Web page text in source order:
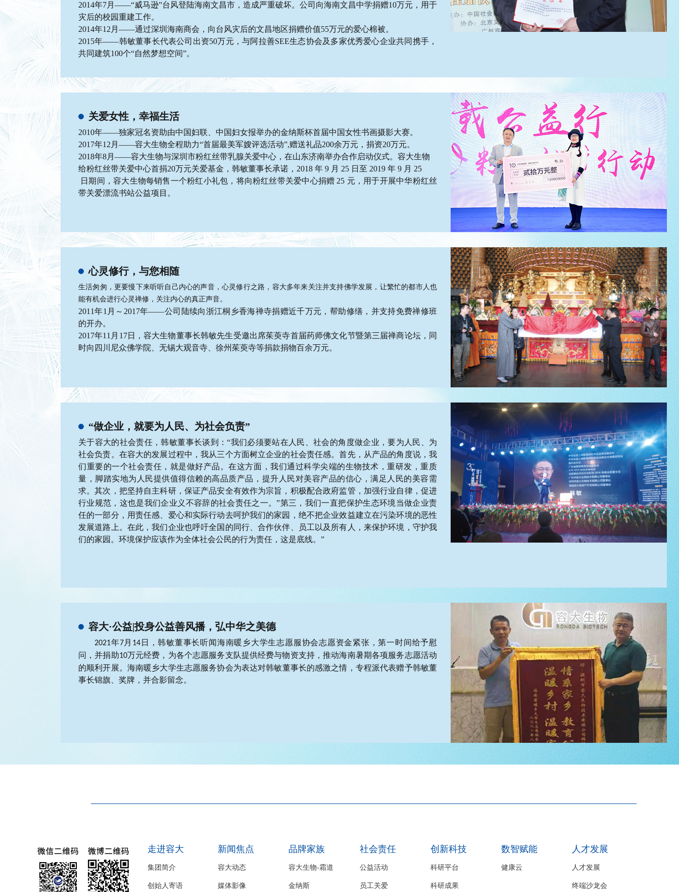
2014年7月——“威马逊”台风登陆海南文昌市，造成严重破坏。公司向海南文昌中学捐赠10万元，用于
灾后的校园重建工作。
2014年12月——通过深圳海南商会，向台风灾后的文昌地区捐赠价值55万元的爱心棉被。
2015年——韩敏董事长代表公司出资50万元，与阿拉善SEE生态协会及多家优秀爱心企业共同携手，
共同建筑100个“自然梦想空间”。
关爱女性，幸福生活
2010年——独家冠名资助由中国妇联、中国妇女报举办的金纳斯杯首届中国女性书画摄影大赛。
2017年12月——容大生物全程助力“首届最美军嫂评选活动”,赠送礼品200余万元，捐资20万元。
2018年8月——容大生物与深圳市粉红丝带乳腺关爱中心，在山东济南举办合作启动仪式。容大生物
给粉红丝带关爱中心首捐20万元关爱基金，韩敏董事长承诺，2018 年 9 月 25 日至 2019 年 9 月 25
日期间，容大生物每销售一个粉红小礼包，将向粉红丝带关爱中心捐赠 25 元，用于开展中华粉红丝
带关爱漂流书站公益项目。
心灵修行，与您相随
生活匆匆，更要慢下来听听自己内心的声音，心灵修行之路，容大多年来关注并支持佛学发展，让繁忙的都市人也
能有机会进行心灵禅修，关注内心的真正声音。
2011年1月～2017年——公司陆续向浙江桐乡香海禅寺捐赠近千万元，帮助修缮，并支持免费禅修班
的开办。
2017年11月17日，容大生物董事长韩敏先生受邀出席茱萸寺首届药师佛文化节暨第三届禅商论坛，同
时向四川尼众佛学院、无锡大观音寺、徐州茱萸寺等捐款捐物百余万元。
“做企业，就要为人民、为社会负责”
关于容大的社会责任，韩敏董事长谈到：“我们必须要站在人民、社会的角度做企业，要为人民、为
社会负责。在容大的发展过程中，我从三个方面树立企业的社会责任感。首先，从产品的角度说，我
们重要的一个社会责任，就是做好产品。在这方面，我们通过科学尖端的生物技术，重研发，重质
量，脚踏实地为人民提供值得信赖的高品质产品，提升人民对美容产品的信心，满足人民的美容需
求。其次，把坚持自主科研，保证产品安全有效作为宗旨，积极配合政府监管，加强行业自律，促进
行业规范，这也是我们企业义不容辞的社会责任之一。”第三，我们一直把保护生态环境当做企业责
任的一部分，用责任感、爱心和实际行动去呵护我们的家园，绝不把企业效益建立在污染环境的恶性
发展道路上。在此，我们企业也呼吁全国的同行、合作伙伴、员工以及所有人，来保护环境，守护我
们的家园。环境保护应该作为全体社会公民的行为责任，这是底线。”
容大·公益|投身公益善风播，弘中华之美德
2021年7月 14 日，韩敏董事长听闻海南暖乡大学生志愿服协会志愿资金紧张，第一时间给予慰
问，并捐助10万元经费 ，为各个志愿服务支队提供经费与物资支持，推动海南暑期各项服务志愿活动
的顺利开展。海南暖乡大学生志愿服务协会为表达对韩敏董事长的感激之情，专程派代表赠予韩敏董
事长锦旗、奖牌，并合影留念。
走进容大
集团简介
创始人寄语
新闻焦点
容大动态
媒体影像
品牌家族
容大生物-霜道
金纳斯
社会责任
公益活动
员工关爱
创新科技
科研平台
科研成果
数智赋能
健康云
人才发展
人才发展
终端沙龙会